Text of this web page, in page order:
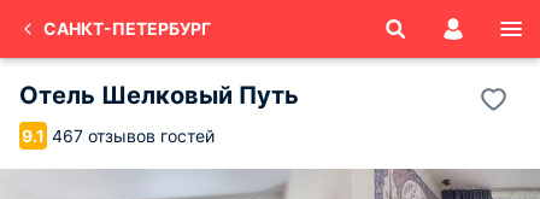
САНКТ-ПЕТЕРБУРГ
Отель Шелковый Путь
9.1 467 отзывов гостей